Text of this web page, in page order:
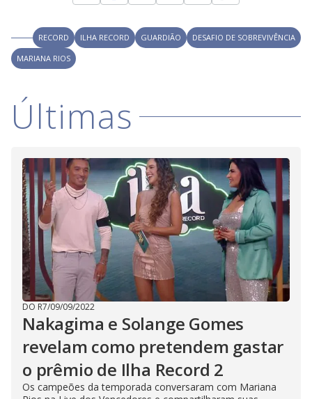
RECORD ILHA RECORD GUARDIÃO
DESAFIO DE SOBREVIVÊNCIA
MARIANA RIOS
Últimas
DO R7/09/09/2022
Nakagima e Solange Gomes
revelam como pretendem gastar
o prêmio de Ilha Record 2
Os campeões da temporada conversaram com Mariana